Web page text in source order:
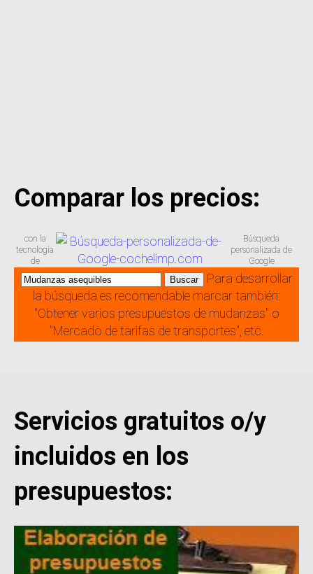
Comparar los precios:
con la
tecnología
de
Búsqueda
personalizada de
Google
Para desarrollar
la búsqueda es recomendable marcar también:
"Obtener varios presupuestos de mudanzas" o
"Mercado de tarifas de transportes", etc.
Servicios gratuitos o/y
incluidos en los
presupuestos: